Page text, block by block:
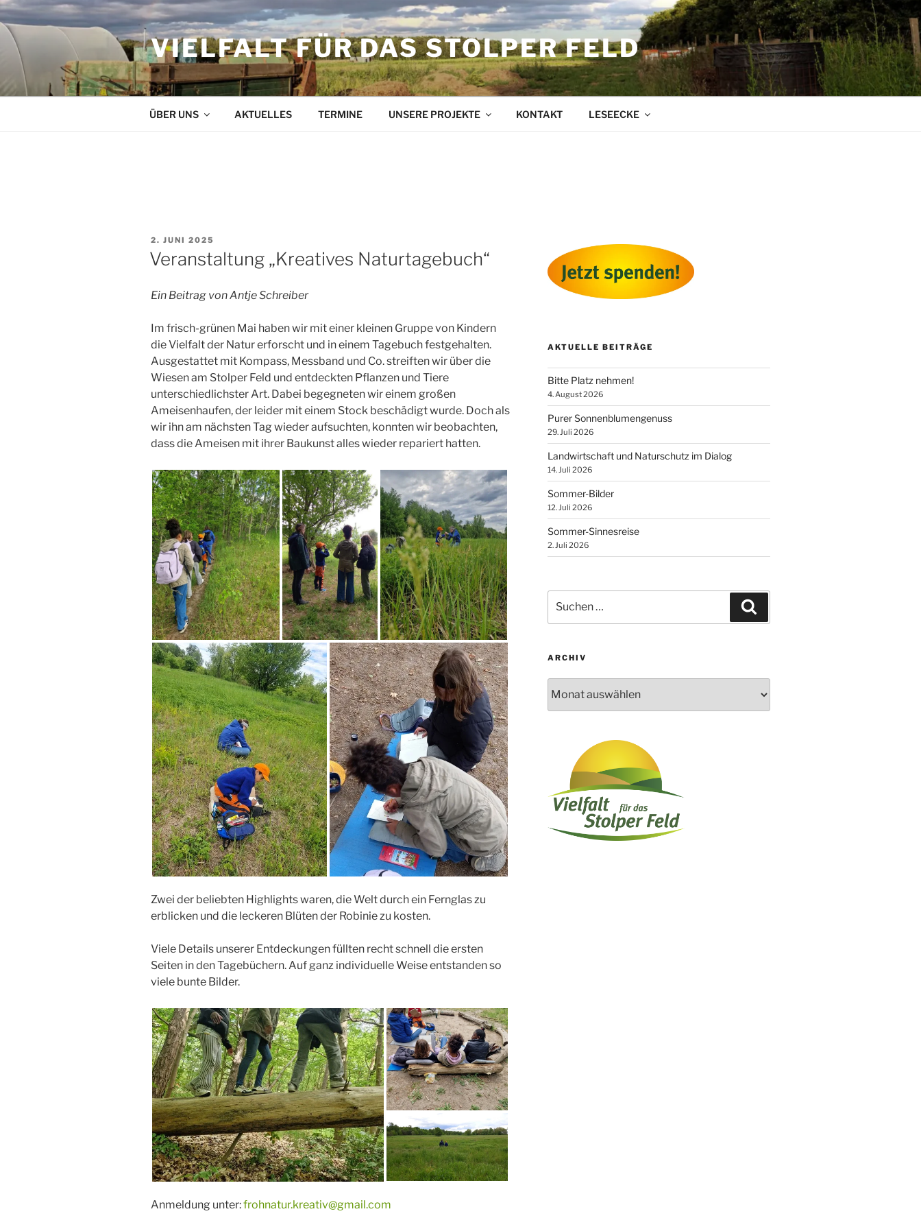
Zum
Inhalt
springen
VIELFALT FÜR DAS STOLPER FELD
ÜBER UNS AKTUELLES TERMINE UNSERE PROJEKTE KONTAKT LESEECKE
VERÖFFENTLICHT
AM
2. JUNI 2025
Veranstaltung „Kreatives Naturtagebuch“
Ein Beitrag von Antje Schreiber
Im frisch-grünen Mai haben wir mit einer kleinen Gruppe von Kindern
die Vielfalt der Natur erforscht und in einem Tagebuch festgehalten.
Ausgestattet mit Kompass, Messband und Co. streiften wir über die
Wiesen am Stolper Feld und entdeckten Pflanzen und Tiere
unterschiedlichster Art. Dabei begegneten wir einem großen
Ameisenhaufen, der leider mit einem Stock beschädigt wurde. Doch als
wir ihn am nächsten Tag wieder aufsuchten, konnten wir beobachten,
dass die Ameisen mit ihrer Baukunst alles wieder repariert hatten.
Zwei der beliebten Highlights waren, die Welt durch ein Fernglas zu
erblicken und die leckeren Blüten der Robinie zu kosten.
Viele Details unserer Entdeckungen füllten recht schnell die ersten
Seiten in den Tagebüchern. Auf ganz individuelle Weise entstanden so
viele bunte Bilder.
Anmeldung unter:frohnatur.kreativ@gmail.com
AKTUELLE BEITRÄGE
Bitte Platz nehmen!
4. August 2026
Purer Sonnenblumengenuss
29. Juli 2026
Landwirtschaft und Naturschutz im Dialog
14. Juli 2026
Sommer-Bilder
12. Juli 2026
Sommer-Sinnesreise
2. Juli 2026
nach:
ARCHIV